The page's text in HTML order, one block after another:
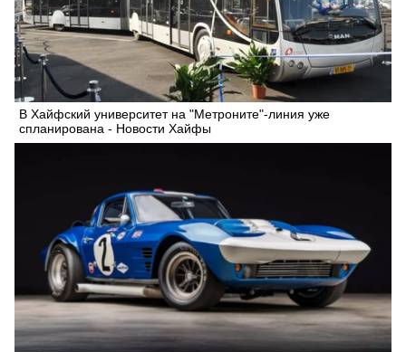
В Хайфский университет на "Метроните"-линия уже
спланирована - Новости Хайфы